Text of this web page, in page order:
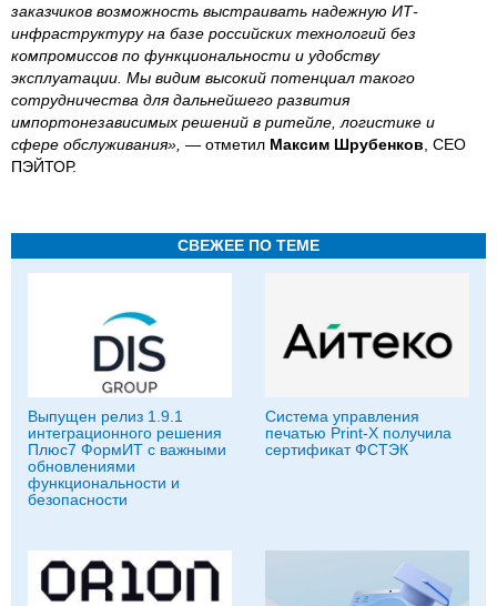
заказчиков возможность выстраивать надежную ИТ-
инфраструктуру на базе российских технологий без
компромиссов по функциональности и удобству
эксплуатации. Мы видим высокий потенциал такого
сотрудничества для дальнейшего развития
импортонезависимых решений в ритейле, логистике и
сфере обслуживания», — отметил Максим Шрубенков , СЕО
ПЭЙТОР.
СВЕЖЕЕ ПО ТЕМЕ
Выпущен релиз 1.9.1
интеграционного решения
Плюс7 ФормИТ с важными
обновлениями
функциональности и
безопасности
Система управления
печатью Print-X получила
сертификат ФСТЭК